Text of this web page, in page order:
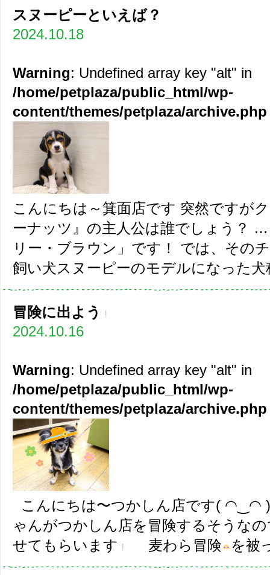
スヌーピーといえば？
2024.10.18
Warning: Undefined array key "alt" in
/home/petplaza/public_html/wp-
content/themes/petplaza/archive.php
こんにちは～箕面店です 突然ですが
ーナッツ』の主人公は誰でしょう？
リー・ブラウン」です！ では、その
飼い犬スヌーピーのモデルになった
冒険に出よう
2024.10.16
Warning: Undefined array key "alt" in
/home/petplaza/public_html/wp-
content/themes/petplaza/archive.php
こんにちは〜つかしん店です( ◠‿◠ )
ゃんがつかしん店を冒険するそうな
せてもらいます
麦わら冒険 を被